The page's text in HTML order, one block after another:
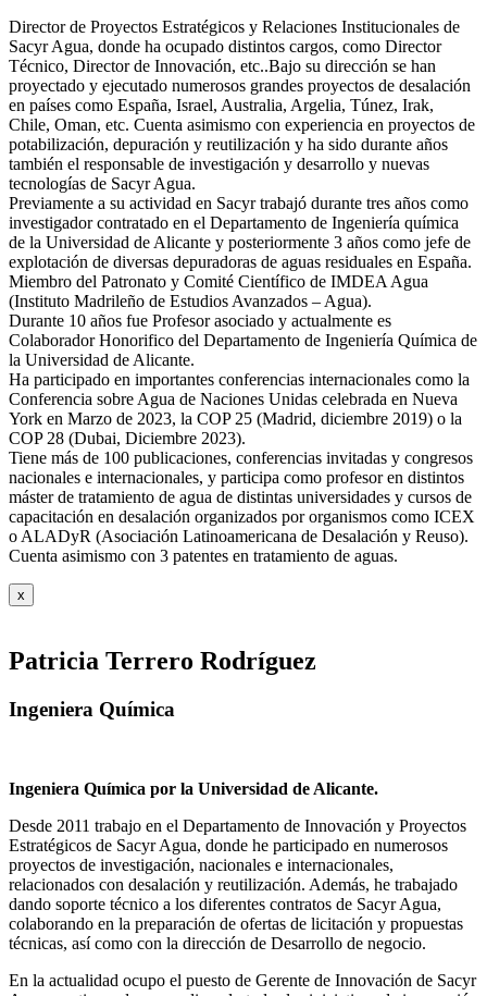
Director de Proyectos Estratégicos y Relaciones Institucionales de
Sacyr Agua, donde ha ocupado distintos cargos, como Director
Técnico, Director de Innovación, etc..Bajo su dirección se han
proyectado y ejecutado numerosos grandes proyectos de desalación
en países como España, Israel, Australia, Argelia, Túnez, Irak,
Chile, Oman, etc. Cuenta asimismo con experiencia en proyectos de
potabilización, depuración y reutilización y ha sido durante años
también el responsable de investigación y desarrollo y nuevas
tecnologías de Sacyr Agua.
Previamente a su actividad en Sacyr trabajó durante tres años como
investigador contratado en el Departamento de Ingeniería química
de la Universidad de Alicante y posteriormente 3 años como jefe de
explotación de diversas depuradoras de aguas residuales en España.
Miembro del Patronato y Comité Científico de IMDEA Agua
(Instituto Madrileño de Estudios Avanzados – Agua).
Durante 10 años fue Profesor asociado y actualmente es
Colaborador Honorifico del Departamento de Ingeniería Química de
la Universidad de Alicante.
Ha participado en importantes conferencias internacionales como la
Conferencia sobre Agua de Naciones Unidas celebrada en Nueva
York en Marzo de 2023, la COP 25 (Madrid, diciembre 2019) o la
COP 28 (Dubai, Diciembre 2023).
Tiene más de 100 publicaciones, conferencias invitadas y congresos
nacionales e internacionales, y participa como profesor en distintos
máster de tratamiento de agua de distintas universidades y cursos de
capacitación en desalación organizados por organismos como ICEX
o ALADyR (Asociación Latinoamericana de Desalación y Reuso).
Cuenta asimismo con 3 patentes en tratamiento de aguas.
x
Patricia Terrero Rodríguez
Ingeniera Química
Ingeniera Química por la Universidad de Alicante.
Desde 2011 trabajo en el Departamento de Innovación y Proyectos
Estratégicos de Sacyr Agua, donde he participado en numerosos
proyectos de investigación, nacionales e internacionales,
relacionados con desalación y reutilización. Además, he trabajado
dando soporte técnico a los diferentes contratos de Sacyr Agua,
colaborando en la preparación de ofertas de licitación y propuestas
técnicas, así como con la dirección de Desarrollo de negocio.
En la actualidad ocupo el puesto de Gerente de Innovación de Sacyr